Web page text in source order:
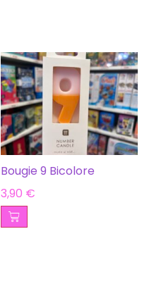
Bougie 9 Bicolore
3,90 €